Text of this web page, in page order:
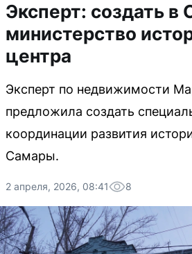
Эксперт: создать в
министерство
центра
Эксперт по недвижимости
предложила создать
координации развития
Самары.
2 апреля, 2026, 08:41 8